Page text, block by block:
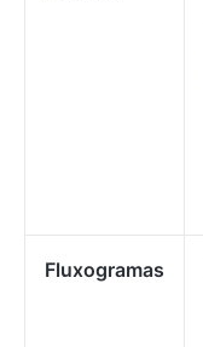
Fluxogramas